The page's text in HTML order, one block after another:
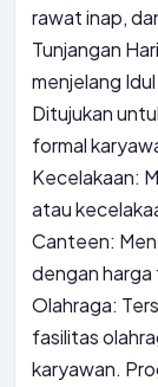
rawat inap,
Tunjangan
menjelang
Ditujukan
formal
Kecelakaan:
atau
Canteen:
dengan harga
Olahraga:
fasilitas
karyawan.